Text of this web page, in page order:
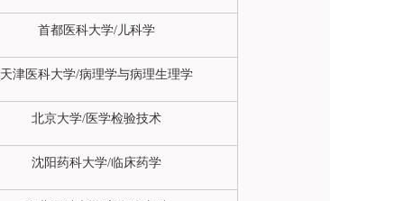
首都医科大学/儿科学
天津医科大学/病理学与病理生理学
北京大学/医学检验技术
沈阳药科大学/临床药学